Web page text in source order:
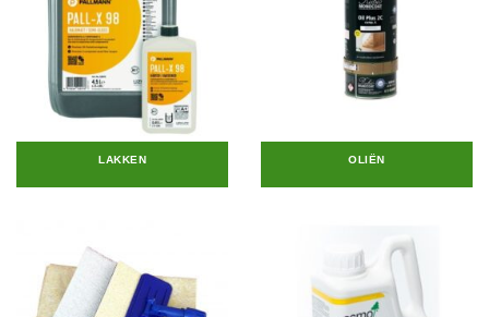
LAKKEN OLIËN